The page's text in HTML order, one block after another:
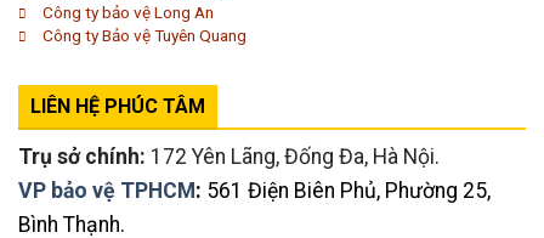
Công ty bảo vệ Long An
Công ty Bảo vệ Tuyên Quang
LIÊN HỆ PHÚC TÂM
Trụ sở chính: 172 Yên Lãng, Đống Đa, Hà Nội.
VP bảo vệ TPHCM: 561 Điện Biên Phủ, Phường 25,
Bình Thạnh.